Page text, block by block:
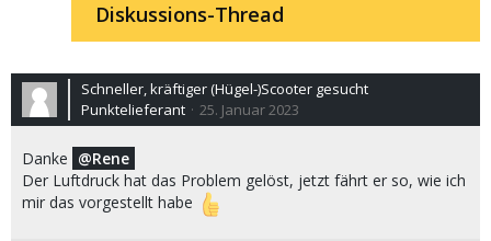
Diskussions-Thread
Schneller, kräftiger (Hügel-)Scooter gesucht
Punktelieferant
25. Januar 2023
Danke
Rene
Der Luftdruck hat das Problem gelöst, jetzt fährt er so, wie ich
mir das vorgestellt habe